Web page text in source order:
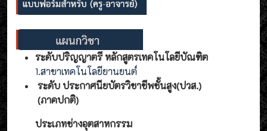
ระดับปริญญาตรี หลักสูตรเทคโนโลยีบัณฑิต
1.สาขาเทคโนโลยียานยนต์
ระดับ ประกาศนียบัตรวิชาชีพชั้นสูง(ปวส.)
(ภาคปกติ)
ประเภทช่างอุตสาหกรรม